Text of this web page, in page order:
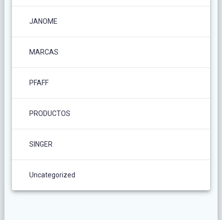
JANOME
MARCAS
PFAFF
PRODUCTOS
SINGER
Uncategorized